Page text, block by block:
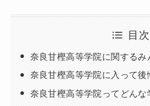
目次
奈良甘樫高等学院に関するみ
奈良甘樫高等学院に入って後
奈良甘樫高等学院ってどん